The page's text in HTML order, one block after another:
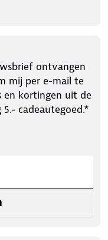
ontvangen
mij per e-mail te
en kortingen uit de
cadeautegoed.*